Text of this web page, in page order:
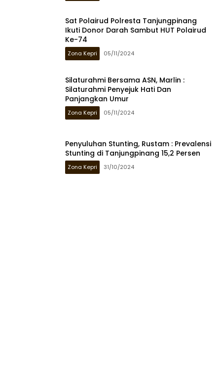
Sat Polairud Polresta Tanjungpinang
Ikuti Donor Darah Sambut HUT Polairud
Ke-74
Zona Kepri 05/11/2024
Silaturahmi Bersama ASN, Marlin :
Silaturahmi Penyejuk Hati Dan
Panjangkan Umur
Zona Kepri 05/11/2024
Penyuluhan Stunting, Rustam : Prevalensi
Stunting di Tanjungpinang 15,2 Persen
Zona Kepri 31/10/2024